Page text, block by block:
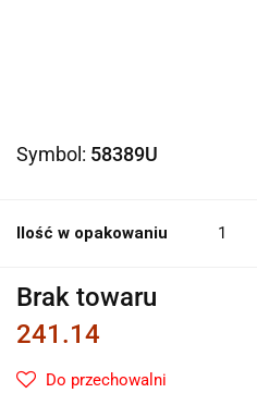
Symbol: 58389U
Ilość w opakowaniu 1
Brak towaru
241.14
Do przechowalni